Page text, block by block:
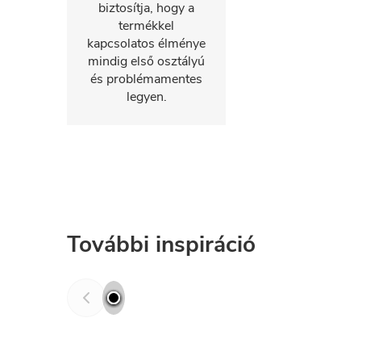
biztosítja, hogy a
termékkel
kapcsolatos élménye
mindig első osztályú
és problémamentes
legyen.
További inspiráció